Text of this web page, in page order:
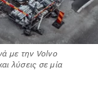
με την Volvo
λύσεις σε μία